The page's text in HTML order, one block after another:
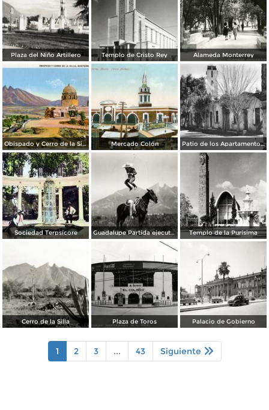
Plaza del Niño Artillero Templo de Cristo Rey Alameda Monterrey
Obispado y Cerro de la Silla Mercado Colón Patio de los Apartamentos Regina
Sociedad Terpsícore Guadalupe Partida ejecutando una charrería con lazo Templo de la Purísima
Cerro de la Silla Plaza de Toros Palacio de Gobierno
1 2 3 ... 43 Siguiente